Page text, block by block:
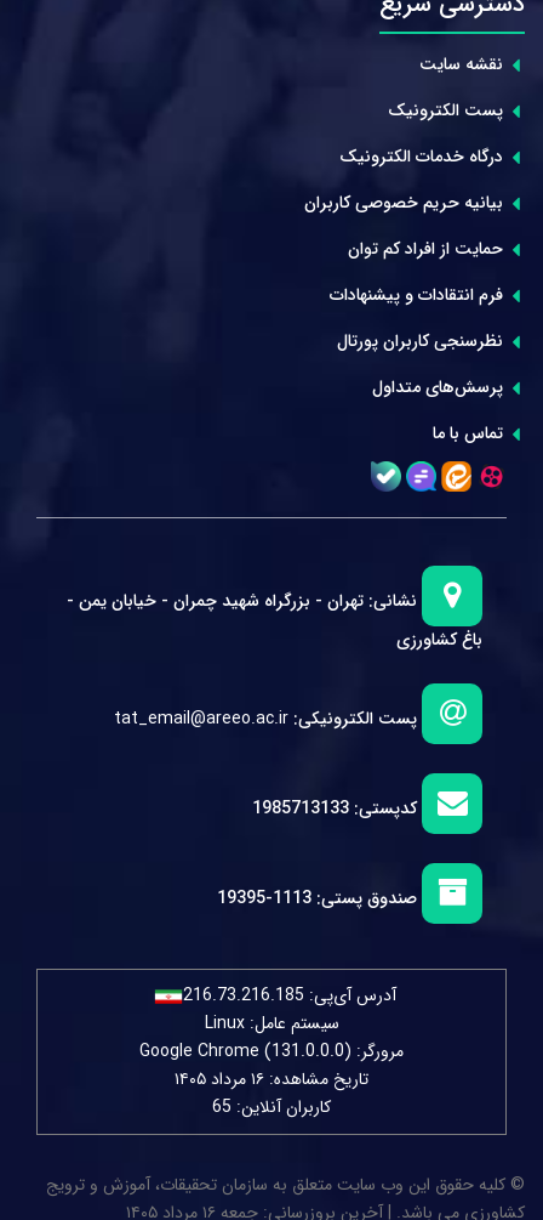
نقشه سایت
پست الکترونیک
درگاه خدمات الکترونیک
بیانیه حریم خصوصی کاربران
حمایت از افراد کم توان
فرم انتقادات و پیشنهادات
نظرسنجی کاربران پورتال
پرسش‌های متداول
تماس با ما
نشانی: تهران - بزرگراه شهید چمران - خیابان یمن -
باغ کشاورزی
پست الکترونیکی: tat_email@areeo.ac.ir
کدپستی: 1985713133
صندوق پستی: 1113-19395
آدرس آی‌پی: 216.73.216.185
سیستم عامل: Linux
مرورگر: Google Chrome (131.0.0.0)
تاریخ مشاهده: ۱۶ مرداد ۱۴۰۵
کاربران آنلاین: 65
© کلیه حقوق این وب سایت متعلق به سازمان تحقیقات، آموزش و ترویج
کشاورزی می باشد. | آخرین بروزرسانی: جمعه ۱۶ مرداد ۱۴۰۵